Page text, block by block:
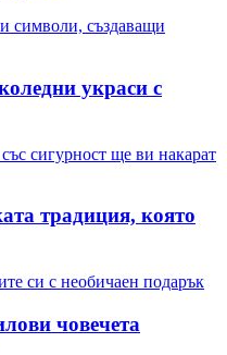
символи, създаващи
украси с
сигурност ще ви накарат
традиция, която
си с необичаен подарък
човечета